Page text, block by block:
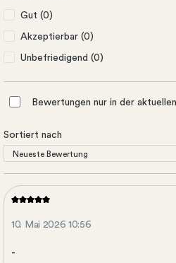
Gut (0)
Akzeptierbar (0)
Unbefriedigend (0)
Bewertungen nur in der
Sortiert nach
10. Mai 2026 10:56
-